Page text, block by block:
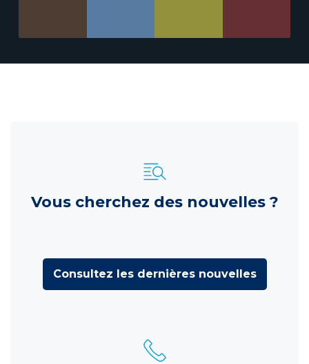
Vous cherchez des nouvelles ?
Consultez les dernières nouvelles